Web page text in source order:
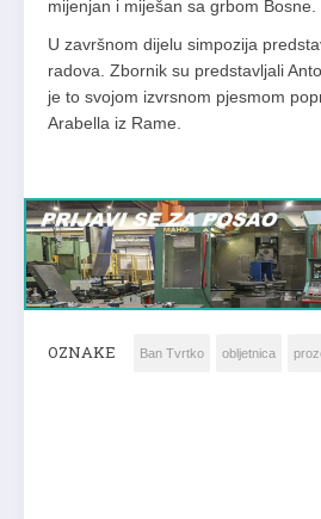
mijenjan i miješan sa grbom Bosne.
U završnom dijelu simpozija
radova. Zbornik su predstavljali
je to svojom izvrsnom pjesmom
Arabella iz Rame.
OZNAKE Ban Tvrtko obljetnica